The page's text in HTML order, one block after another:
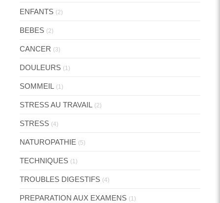
ENFANTS (2)
BEBES (2)
CANCER (3)
DOULEURS (1)
SOMMEIL (1)
STRESS AU TRAVAIL (2)
STRESS (4)
NATUROPATHIE (5)
TECHNIQUES (1)
TROUBLES DIGESTIFS (4)
PREPARATION AUX EXAMENS (1)